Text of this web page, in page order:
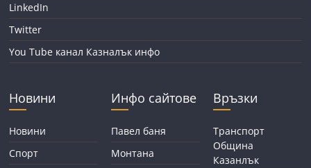
LinkedIn
Twitter
You Tube канал Казналък инфо
Новини
Новини
Спорт
Инфо сайтове
Павел баня
Монтана
Връзки
Транспорт
Община
Казанлък